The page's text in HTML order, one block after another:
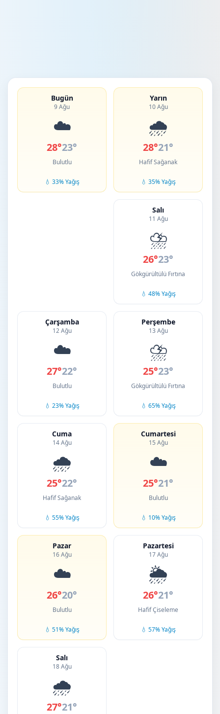
Bugün
9 Ağu
☁️
28°23°
Bulutlu
💧 33% Yağış
Yarın
10 Ağu
🌧️
28°21°
Hafif Sağanak
💧 35% Yağış
Salı
11 Ağu
⛈️
26°23°
Gökgürültülü Fırtına
💧 48% Yağış
Çarşamba
12 Ağu
☁️
27°22°
Bulutlu
💧 23% Yağış
Perşembe
13 Ağu
⛈️
25°23°
Gökgürültülü Fırtına
💧 65% Yağış
Cuma
14 Ağu
🌧️
25°22°
Hafif Sağanak
💧 55% Yağış
Cumartesi
15 Ağu
☁️
25°21°
Bulutlu
💧 10% Yağış
Pazar
16 Ağu
☁️
26°20°
Bulutlu
💧 51% Yağış
Pazartesi
17 Ağu
🌦️
26°21°
Hafif Çiseleme
💧 57% Yağış
Salı
18 Ağu
🌧️
27°21°